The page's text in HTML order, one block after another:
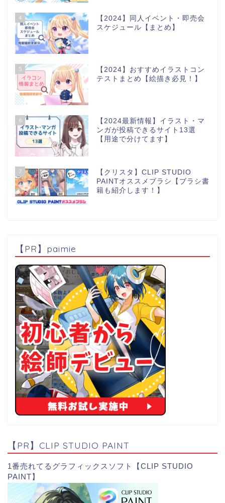
4
【2024】同人イベント・即売会
スケジュール【まとめ】
5
【2024】おすすめイラストコン
テストまとめ【絵描き必見！】
6
【2024最新情報】イラスト・マ
ンガが投稿できるサイト13選
【用途で分けてます】
7
【クリスタ】CLIP STUDIO
PAINTオススメブラシ【ブラシ書
籍も紹介します！】
【PR】paimie
【PR】CLIP STUDIO PAINT
1番売れてるグラフィックスソフト【CLIP STUDIO
PAINT】